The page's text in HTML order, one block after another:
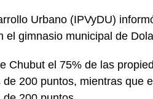
Urbano (IPVyDU)
el gimnasio municipal de
Chubut el 75% de las
200 puntos, mientras que